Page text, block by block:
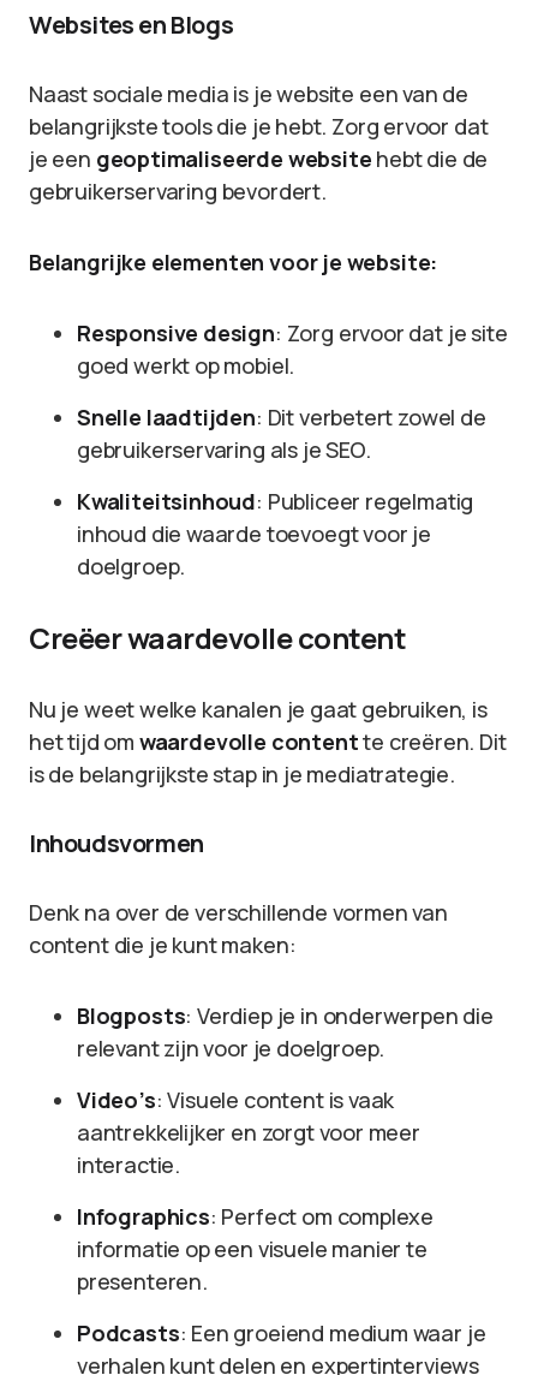
Websites en Blogs
Naast sociale media is je website een van de
belangrijkste tools die je hebt. Zorg ervoor dat
je een geoptimaliseerde website hebt die de
gebruikerservaring bevordert.
Belangrijke elementen voor je website:
Responsive design: Zorg ervoor dat je site
goed werkt op mobiel.
Snelle laadtijden: Dit verbetert zowel de
gebruikerservaring als je SEO.
Kwaliteitsinhoud: Publiceer regelmatig
inhoud die waarde toevoegt voor je
doelgroep.
Creëer waardevolle content
Nu je weet welke kanalen je gaat gebruiken, is
het tijd om waardevolle contentte creëren. Dit
is de belangrijkste stap in je mediatrategie.
Inhoudsvormen
Denk na over de verschillende vormen van
content die je kunt maken:
Blogposts: Verdiep je in onderwerpen die
relevant zijn voor je doelgroep.
Video’s: Visuele content is vaak
aantrekkelijker en zorgt voor meer
interactie.
Infographics: Perfect om complexe
informatie op een visuele manier te
presenteren.
Podcasts: Een groeiend medium waar je
verhalen kunt delen en expertinterviews